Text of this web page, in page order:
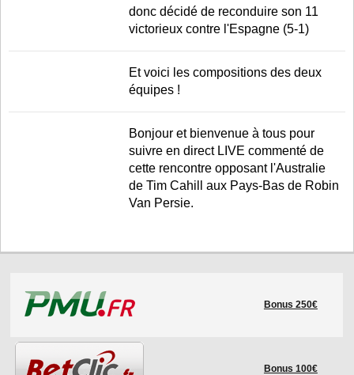
donc décidé de reconduire son 11
victorieux contre l'Espagne (5-1)
Et voici les compositions des deux
équipes !
Bonjour et bienvenue à tous pour
suivre en direct LIVE commenté de
cette rencontre opposant l'Australie
de Tim Cahill aux Pays-Bas de Robin
Van Persie.
Bonus 250€
Bonus 100€